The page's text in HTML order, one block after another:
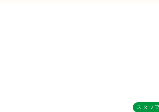
スタッ